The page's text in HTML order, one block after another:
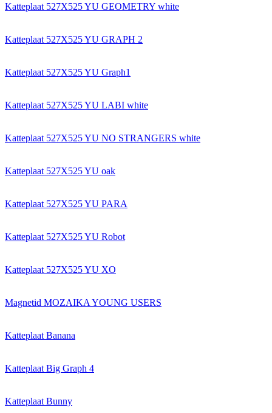
Katteplaat 527X525 YU GEOMETRY white
Katteplaat 527X525 YU GRAPH 2
Katteplaat 527X525 YU Graph1
Katteplaat 527X525 YU LABI white
Katteplaat 527X525 YU NO STRANGERS white
Katteplaat 527X525 YU oak
Katteplaat 527X525 YU PARA
Katteplaat 527X525 YU Robot
Katteplaat 527X525 YU XO
Magnetid MOZAIKA YOUNG USERS
Katteplaat Banana
Katteplaat Big Graph 4
Katteplaat Bunny